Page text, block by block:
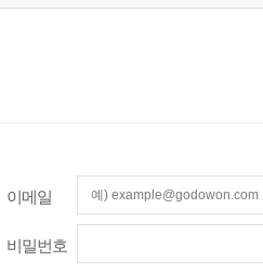
이메일
비밀번호